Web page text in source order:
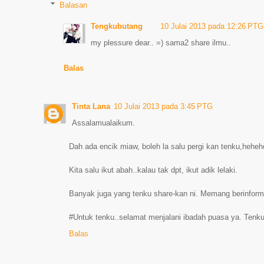
Balasan
Tengkubutang
10 Julai 2013 pada 12:26 PTG
my plessure dear.. =) sama2 share ilmu..
Balas
Tinta Lana 10 Julai 2013 pada 3:45 PTG
Assalamualaikum.
Dah ada encik miaw, boleh la salu pergi kan
Kita salu ikut abah..kalau tak dpt, ikut adik lelaki.
Banyak juga yang tenku share-kan ni. Memang
#Untuk tenku..selamat menjalani ibadah puasa ya.
Balas